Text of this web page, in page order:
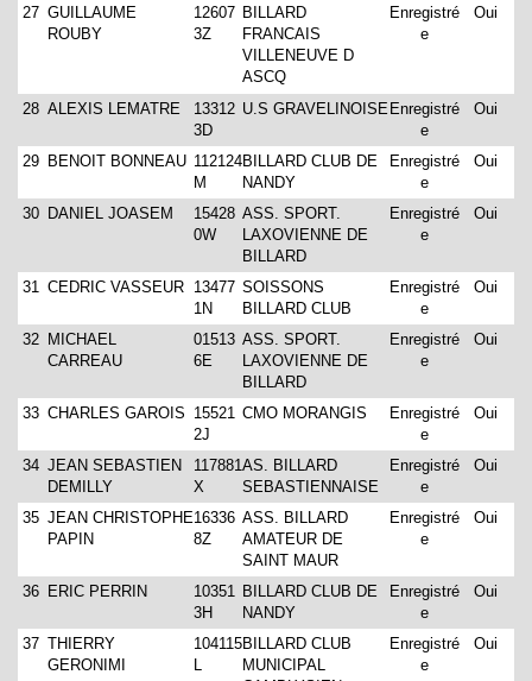
27 GUILLAUME
ROUBY
12607
3Z
BILLARD
FRANCAIS
VILLENEUVE D
ASCQ
Enregistré
e
Oui
28 ALEXIS LEMATRE
13312
3D
U.S GRAVELINOISE Enregistré
e
Oui
29 BENOIT BONNEAU 112124
M
BILLARD CLUB DE
NANDY
Enregistré
e
Oui
30 DANIEL JOASEM
15428
0W
ASS. SPORT.
LAXOVIENNE DE
BILLARD
Enregistré
e
Oui
31 CEDRIC VASSEUR
13477
1N
SOISSONS
BILLARD CLUB
Enregistré
e
Oui
32 MICHAEL
CARREAU
01513
6E
ASS. SPORT.
LAXOVIENNE DE
BILLARD
Enregistré
e
Oui
33 CHARLES GAROIS 15521
2J
CMO MORANGIS
Enregistré
e
Oui
34 JEAN SEBASTIEN
DEMILLY
117881
X
AS. BILLARD
SEBASTIENNAISE
Enregistré
e
Oui
35 JEAN CHRISTOPHE
PAPIN
16336
8Z
ASS. BILLARD
AMATEUR DE
SAINT MAUR
Enregistré
e
Oui
36 ERIC PERRIN
10351
3H
BILLARD CLUB DE
NANDY
Enregistré
e
Oui
37 THIERRY
GERONIMI
104115
L
BILLARD CLUB
MUNICIPAL
Enregistré
e
Oui